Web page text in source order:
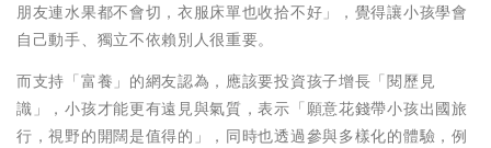
朋友連水果都不會切，衣服床單也收拾不好」，覺得讓小孩學會
自己動手、獨立不依賴別人很重要。
而支持「富養」的網友認為，應該要投資孩子增長「閱歷見
識」，小孩才能更有遠見與氣質，表示「願意花錢帶小孩出國旅
行，視野的開闊是值得的」，同時也透過參與多樣化的體驗，例